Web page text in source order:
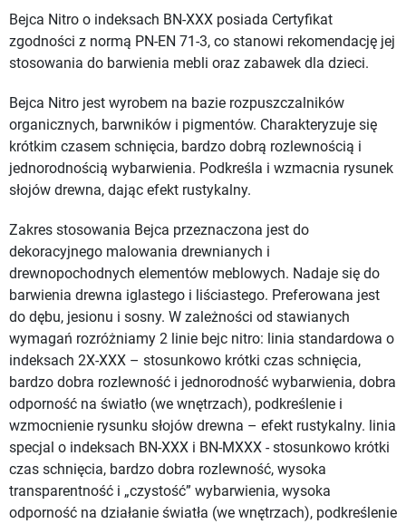
Bejca Nitro o indeksach BN-XXX posiada Certyfikat
zgodności z normą PN-EN 71-3, co stanowi rekomendację jej
stosowania do barwienia mebli oraz zabawek dla dzieci.
Bejca Nitro jest wyrobem na bazie rozpuszczalników
organicznych, barwników i pigmentów. Charakteryzuje się
krótkim czasem schnięcia, bardzo dobrą rozlewnością i
jednorodnością wybarwienia. Podkreśla i wzmacnia rysunek
słojów drewna, dając efekt rustykalny.
Zakres stosowania Bejca przeznaczona jest do
dekoracyjnego malowania drewnianych i
drewnopochodnych elementów meblowych. Nadaje się do
barwienia drewna iglastego i liściastego. Preferowana jest
do dębu, jesionu i sosny. W zależności od stawianych
wymagań rozróżniamy 2 linie bejc nitro: linia standardowa o
indeksach 2X-XXX – stosunkowo krótki czas schnięcia,
bardzo dobra rozlewność i jednorodność wybarwienia, dobra
odporność na światło (we wnętrzach), podkreślenie i
wzmocnienie rysunku słojów drewna – efekt rustykalny. linia
specjal o indeksach BN-XXX i BN-MXXX - stosunkowo krótki
czas schnięcia, bardzo dobra rozlewność, wysoka
transparentność i „czystość” wybarwienia, wysoka
odporność na działanie światła (we wnętrzach), podkreślenie